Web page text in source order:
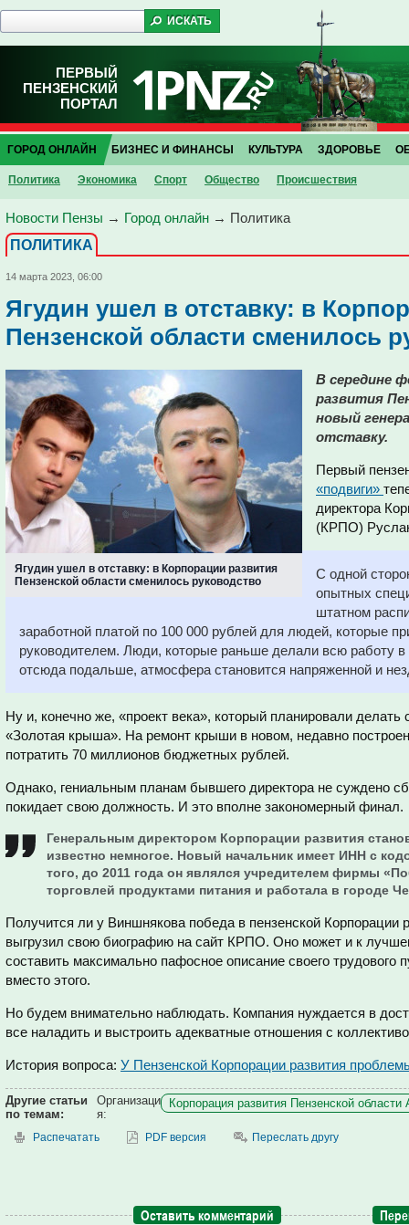
ПЕРВЫЙ
ПЕНЗЕНСКИЙ
ПОРТАЛ
ГОРОД ОНЛАЙН
Политика Экономика Спорт Общество Проиcшествия
БИЗНЕС И ФИНАНСЫ КУЛЬТУРА ЗДОРОВЬЕ
Новости Пензы → Город онлайн → Политика
ПОЛИТИКА
14 марта 2023, 06:00
Ягудин ушел в отставку: в
Пензенской области сменилось
Ягудин ушел в отставку: в Корпорации развития
Пензенской области сменилось руководство
В середине
развития
новый
отставку.
Первый
«подвиги»
директора
(КРПО)
С одной
опытных
штатном
заработной платой по 100 000 рублей для людей, которые
руководителем. Люди, которые раньше делали всю работу
отсюда подальше, атмосфера становится напряженной и
Ну и, конечно же, «проект века», который планировали делать
«Золотая крыша». На ремонт крыши в новом, недавно
потратить 70 миллионов бюджетных рублей.
Однако, гениальным планам бывшего директора не суждено
покидает свою должность. И это вполне закономерный финал.
Генеральным директором Корпорации развития
известно немногое. Новый начальник имеет ИНН с
того, до 2011 года он являлся учредителем фирмы
торговлей продуктами питания и работала в городе
Получится ли у Виншнякова победа в пензенской Корпорации
выгрузил свою биографию на сайт КРПО. Оно может и к
составить максимально пафосное описание своего
вместо этого.
Но будем внимательно наблюдать. Компания нуждается в
все наладить и выстроить адекватные отношения с
История вопроса: У Пензенской Корпорации развития
Другие статьи
по темам:
Организаци
я:
Корпорация развития Пензенской
Распечатать PDF версия Переслать другу
Оставить комментарий